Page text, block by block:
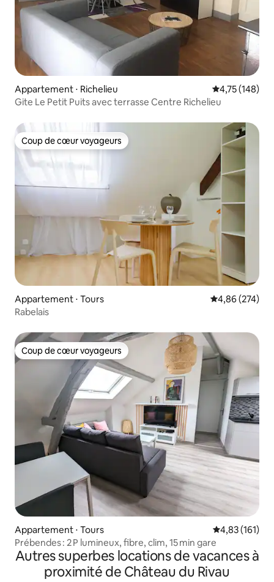
Appartement ⋅ Richelieu Évaluation
4,75 (148)
Gite Le Petit Puits avec terrasse Centre Richelieu
Coup de cœur voyageurs
Coup de cœur voyageurs
Appartement ⋅ Tours Évaluation
4,86 (274)
Rabelais
Coup de cœur voyageurs
Coup de cœur voyageurs
Appartement ⋅ Tours Évaluation
4,83 (161)
Prébendes : 2 P lumineux, fibre, clim, 15 min gare
Autres superbes locations de vacances à
proximité de Château du Rivau